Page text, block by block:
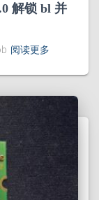
解锁 bl 并
阅读更多